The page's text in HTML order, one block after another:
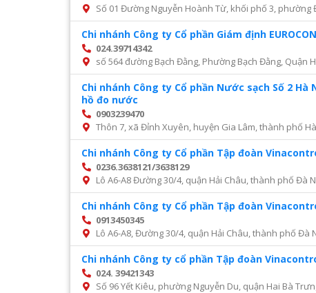
Số 01 Đường Nguyễn Hoành Từ, khối phố 3, phường
Chi nhánh Công ty Cổ phần Giám định
024.39714342
số 564 đường Bạch Đằng, Phường Bạch Đằng, Quận
Chi nhánh Công ty Cổ phần Nước sạch Số 2
hồ đo nước
0903239470
Thôn 7, xã Đỉnh Xuyên, huyện Gia Lâm, thành phố
Chi nhánh Công ty Cổ phần Tập đoàn
0236.3638121/3638129
Lô A6-A8 Đường 30/4, quận Hải Châu, thành phố Đà
Chi nhánh Công ty Cổ phần Tập đoàn
0913450345
Lô A6-A8, Đường 30/4, quận Hải Châu, thành phố Đà
Chi nhánh Công ty cổ phần Tập đoàn
024. 39421343
Số 96 Yết Kiêu, phường Nguyễn Du, quận Hai Bà